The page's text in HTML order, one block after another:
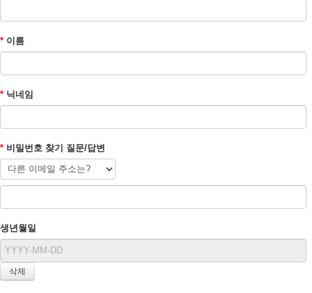
* 이름
* 닉네임
* 비밀번호 찾기 질문/답변
생년월일